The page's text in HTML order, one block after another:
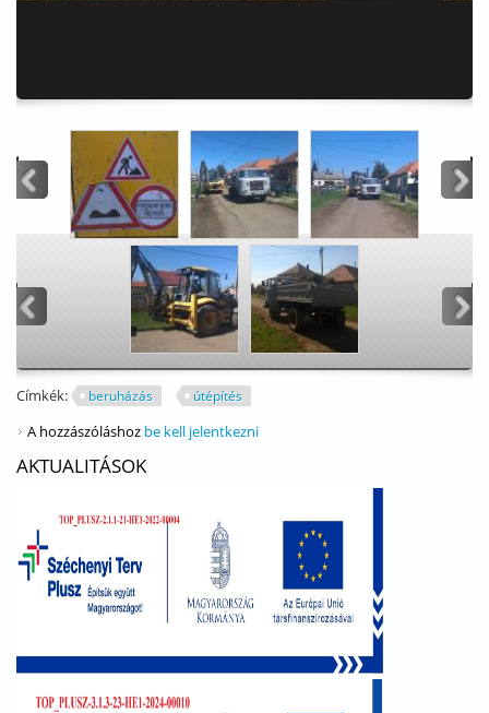
Címkék: beruházás útépítés
A hozzászóláshoz be kell jelentkezni
AKTUALITÁSOK